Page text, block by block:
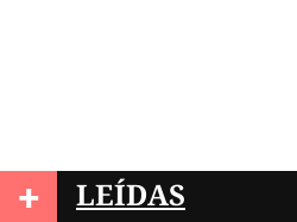
+ LEÍDAS